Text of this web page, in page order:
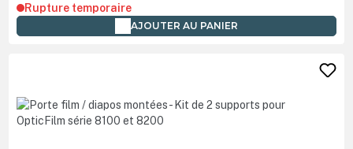
Rupture temporaire
AJOUTER AU PANIER